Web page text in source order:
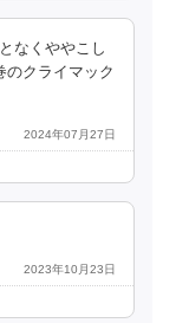
なくややこし
のクライマック
2024年07月27日
2023年10月23日